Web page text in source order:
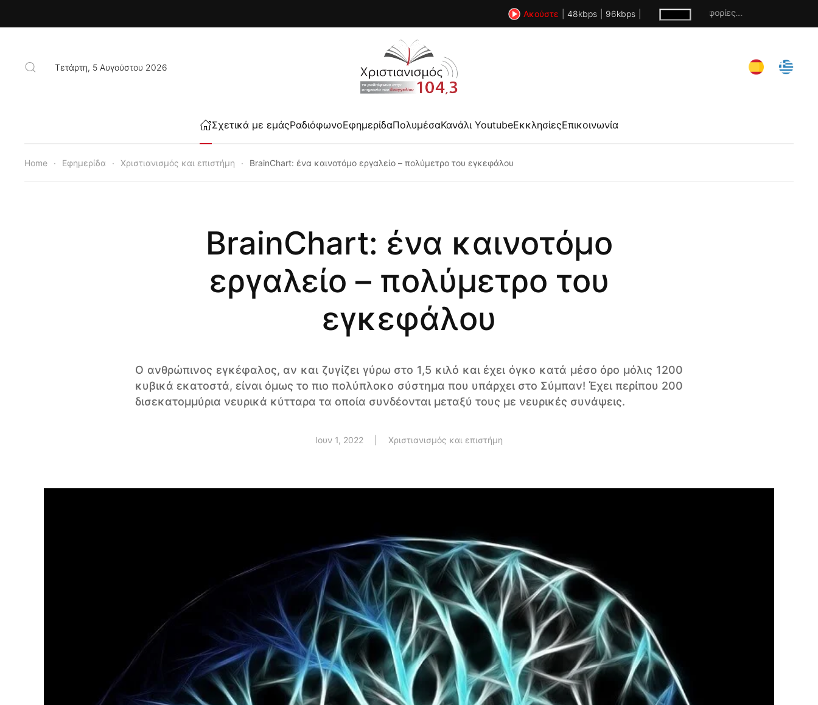
Ακούστε 48kbps 96kbpsΧωρίς πληροφορίες...
Τετάρτη, 5 Αυγούστου 2026
Σχετικά με εμάςΡαδιόφωνοΕφημερίδαΠολυμέσαΚανάλι YoutubeΕκκλησίεςΕπικοινωνία
Home Εφημερίδα Χριστιανισμός και επιστήμη BrainChart: ένα καινοτόμο εργαλείο – πολύμετρο του εγκεφάλου
BrainChart: ένα καινοτόμο
εργαλείο – πολύμετρο του
εγκεφάλου
Ο ανθρώπινος εγκέφαλος, αν και ζυγίζει γύρω στο 1,5 κιλό και έχει όγκο κατά μέσο όρο μόλις 1200
κυβικά εκατοστά, είναι όμως το πιο πολύπλοκο σύστημα που υπάρχει στο Σύμπαν! Έχει περίπου 200
δισεκατομμύρια νευρικά κύτταρα τα οποία συνδέονται μεταξύ τους με νευρικές συνάψεις.
Ιουν 1, 2022 Χριστιανισμός και επιστήμη